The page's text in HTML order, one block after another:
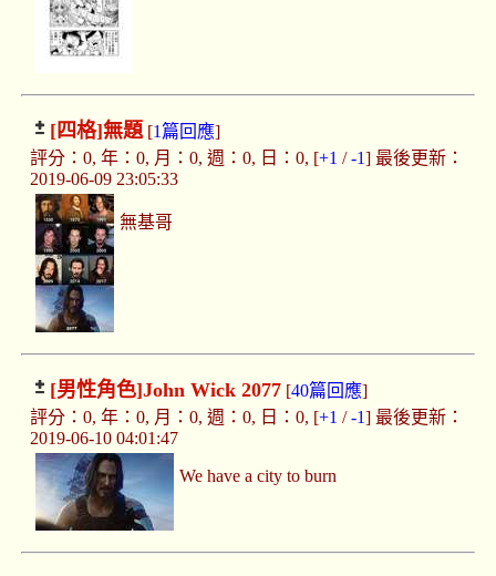
[四格]無題[1篇回應]
評分：0, 年：0, 月：0, 週：0, 日：0, [+1 /-1] 最後更新：
2019-06-09 23:05:33
無基哥
[男性角色]John Wick 2077[40篇回應]
評分：0, 年：0, 月：0, 週：0, 日：0, [+1 /-1] 最後更新：
2019-06-10 04:01:47
We have a city to burn